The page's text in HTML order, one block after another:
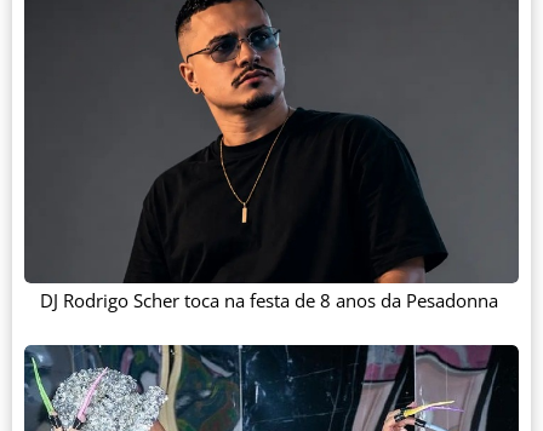
DJ Rodrigo Scher toca na festa de 8 anos da Pesadonna